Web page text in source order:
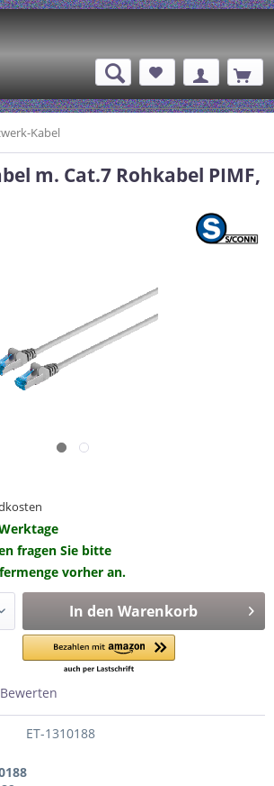
Kabel
m. Cat.7 Rohkabel PIMF,
fragen Sie bitte
vorher an.
In den Warenkorb
Bewerten
ET-1310188